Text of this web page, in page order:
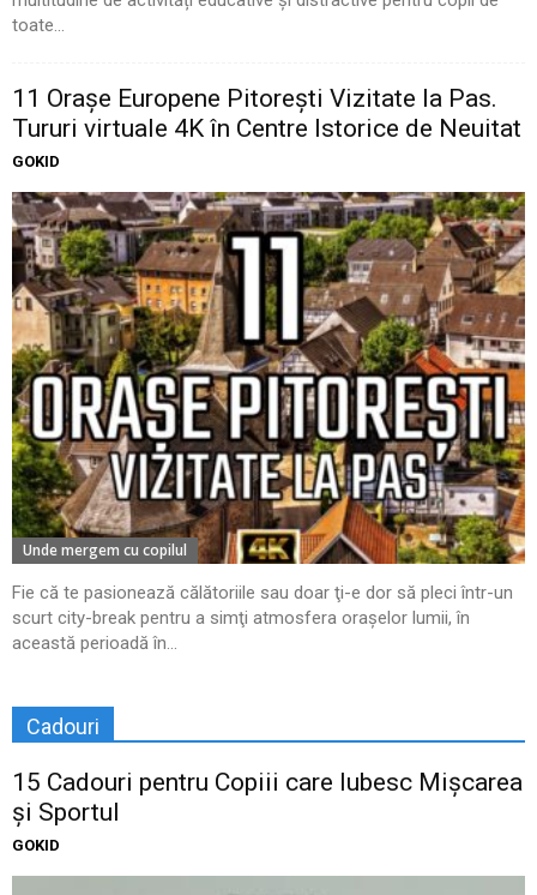
toate...
11 Oraşe Europene Pitoreşti Vizitate la Pas.
Tururi virtuale 4K în Centre Istorice de Neuitat
GOKID
Unde mergem cu copilul
Fie că te pasionează călătoriile sau doar ţi-e dor să pleci într-un
scurt city-break pentru a simţi atmosfera oraşelor lumii, în
această perioadă în...
Cadouri
15 Cadouri pentru Copiii care Iubesc Mișcarea
și Sportul
GOKID